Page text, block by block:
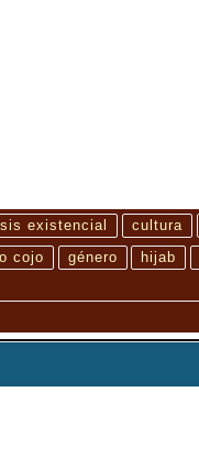
existencial cultura
cojo género hijab